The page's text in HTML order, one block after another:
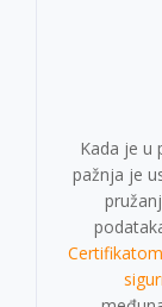
Kada je u
pažnja je